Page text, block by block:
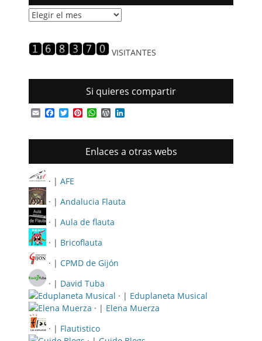
Historial
VISITANTES
Si quieres compartir
EmailFacebook
TwitterPinterest
WhatsApp
WordPress
Enlaces a otras webs
· | AFE
· | Andalucia Flauta
· | Aula de flauta
· | Bricoflauta
· | CPMD de Gijón
· | David Tuba
· | Eduplaneta Musical
· | Elena Muerza
· | Flautistico